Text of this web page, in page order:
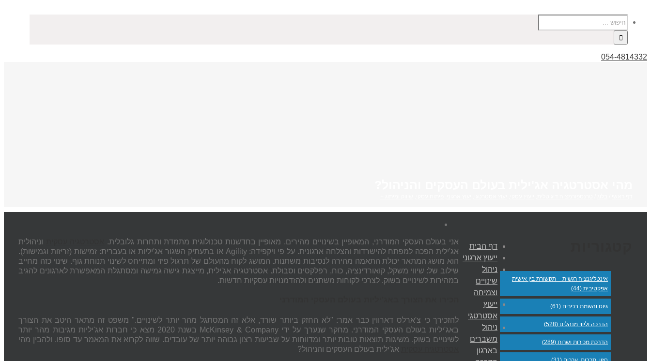
054-4814332
אני בעולם העסקי המודרני, המאופיין בשינויים מהירים. מאופיין בחדשנות טכנולוגית מתמדת ותחרות גלובלית.
וניהולית
אג'ילית הפכה למפתח להישרדות והצלחה ארגונית. על פי ויקפידה: Agility או בתעתיק השגור אג'יליות או בעברית: זמישות (זריזות וגמישות).
הוא מושג המתאר יכולת התאמה מהירה לנסיבות משתנות. המושג לקוח מהעולם של תרגול פיזי ומתייחס לשינוי תנוחת גוף. שינוי כזה מחייב
שילוב של: שיווי משקל, קואורדינציה, כוח, רפלקסים וסבולת. אסטרטגיה אג'ילית, מייצגת גישה גמישה ומסתגלת המאפשרת לארגונים להגיב
במהירות לשינויים בשוק. לצרכי לקוחות משתנים ולהזדמנויות עסקיות חדשות.
להזכירך כי צ'ארלס דארווין כבר אמר: "לא החזק ביותר שורד, אלא זה המסתגל מהר יותר לשינויים." משפט זה מתאר היטב את הצורך
באג'יליות בעולם העסקי המודרני. מחקר שנערך על ידי McKinsey & Company בשנת 2020 מצא כי חברות אג'יליות מגיבות מהר יותר
לשינויים בשוק. משיגות תוצאות טובות יותר ומדווחות על שביעות רצון גבוהה יותר של עובדים. שווה לקרוא את המאמר עד סופו. ולהבין מהי
אג'ילית בעולם העסקים והניהול?
אינטליגנציה רגשית – תקשורת בין אישית
אפקטיבית (44)
גיוס והשמת בכירים (61)
הדרכה וליווי מנהלים (528)
הדרכת מכירות ושרות (289)
דף הבית
ייעוץ ארגוני
ניהול
שינויים
וצמיחה
ייעוץ
אסטרטגי
ניהול
משברים
בארגון